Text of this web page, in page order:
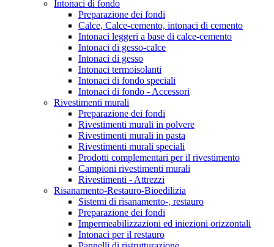
Intonaci di fondo
Preparazione dei fondi
Calce, Calce-cemento, intonaci di cemento
Intonaci leggeri a base di calce-cemento
Intonaci di gesso-calce
Intonaci di gesso
Intonaci termoisolanti
Intonaci di fondo speciali
Intonaci di fondo - Accessori
Rivestimenti murali
Preparazione dei fondi
Rivestimenti murali in polvere
Rivestimenti murali in pasta
Rivestimenti murali speciali
Prodotti complementari per il rivestimento
Campioni rivestimenti murali
Rivestimenti - Attrezzi
Risanamento-Restauro-Bioedilizia
Sistemi di risanamento-, restauro
Preparazione dei fondi
Impermeabilizzazioni ed iniezioni orizzontali
Intonaci per il restauro